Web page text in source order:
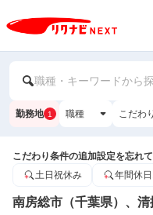
職種・キーワードから
勤務地 1 職種 こだわ
こだわり条件の追加設定を忘れ
土日祝休み
年間休
南房総市（千葉県）、